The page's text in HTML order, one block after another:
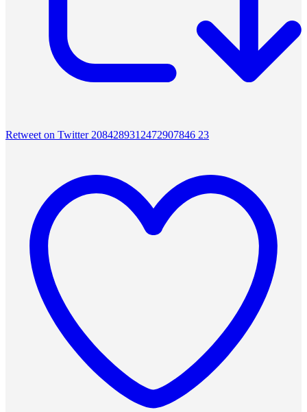
Retweet on Twitter 2084289312472907846 23